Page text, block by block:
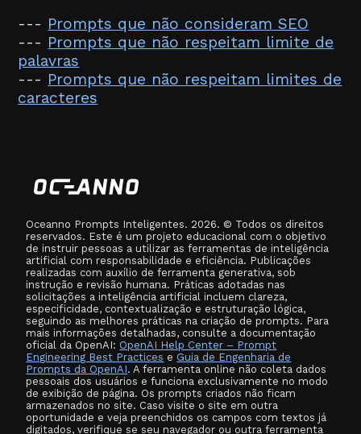
--- Prompts que não consideram SEO
--- Prompts que não respeitam limite de
palavras
--- Prompts que não respeitam limites de
caracteres
Oceanno Prompts Inteligentes. 2026. © Todos os direitos
reservados. Este é um projeto educacional com o objetivo
de instruir pessoas a utilizar as ferramentas de inteligência
artificial com responsabilidade e eficiência. Publicações
realizadas com auxílio de ferramenta generativa, sob
instrução e revisão humana. Práticas adotadas nas
solicitações a inteligência artificial incluem clareza,
especificidade, contextualização e estruturação lógica,
seguindo as melhores práticas na criação de prompts. Para
mais informações detalhadas, consulte a documentação
oficial da OpenAI: OpenAI Help Center – Prompt
Engineering Best Practices e Guia de Engenharia de
Prompts da OpenAI. A ferramenta online não coleta dados
pessoais dos usuários e funciona exclusivamente no modo
de exibição de página. Os prompts criados não ficam
armazenados no site. Caso visite o site em outra
oportunidade e veja preenchidos os campos com textos já
digitados, verifique se seu navegador ou outra ferramenta